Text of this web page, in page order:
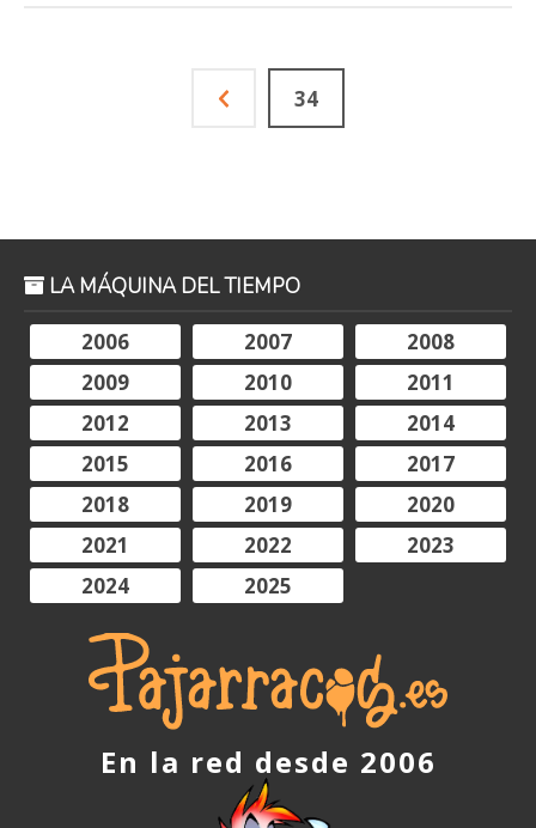
34
LA MÁQUINA DEL TIEMPO
2006
2007
2008
2009
2010
2011
2012
2013
2014
2015
2016
2017
2018
2019
2020
2021
2022
2023
2024
2025
En la red desde 2006